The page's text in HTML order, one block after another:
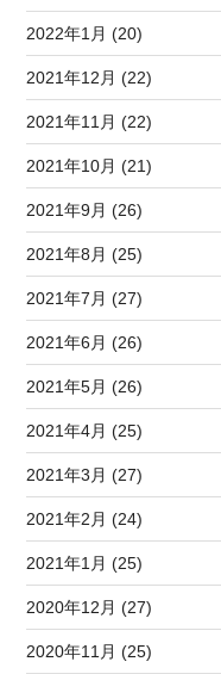
2022年1月 (20)
2021年12月 (22)
2021年11月 (22)
2021年10月 (21)
2021年9月 (26)
2021年8月 (25)
2021年7月 (27)
2021年6月 (26)
2021年5月 (26)
2021年4月 (25)
2021年3月 (27)
2021年2月 (24)
2021年1月 (25)
2020年12月 (27)
2020年11月 (25)